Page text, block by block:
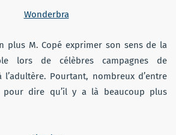
plus M. Copé exprimer son sens de la
lors de célèbres campagnes de
Pourtant, nombreux d’entre
pour dire qu’il y a là beaucoup plus